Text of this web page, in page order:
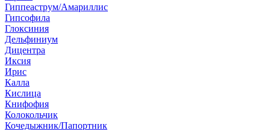
Гиппеаструм/Амариллис
Гипсофила
Глоксиния
Дельфиниум
Дицентра
Иксия
Ирис
Калла
Кислица
Книфофия
Колокольчик
Кочедыжник/Папортник